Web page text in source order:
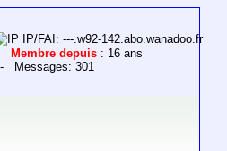
IP/FAI: ---.w92-142.abo.wanadoo.fr
Membre depuis : 16 ans
- Messages: 301